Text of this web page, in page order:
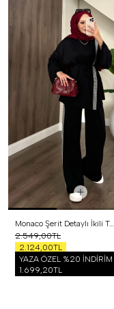
Monaco Şerit Detaylı İkili Takım Siyah
2.549,00TL
2.124,00TL
YAZA ÖZEL %20 İNDİRİM
1.699,20TL